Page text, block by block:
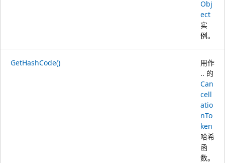
Obj
ect
实
例。
GetHashCode()
用作
.. 的
Can
cell
atio
nTo
ken
哈希
函
数。